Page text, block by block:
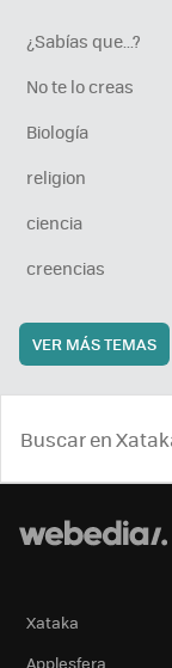
¿Sabías que...?
No te lo creas
Biología
religion
ciencia
creencias
VER MÁS TEMAS
Xataka
Applesfera